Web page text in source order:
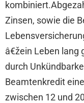
Zinsen, sowie die
â€žein Leben lang
durch
Beamtenkredit
zwischen 12 und